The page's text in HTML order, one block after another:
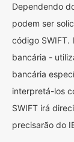
Dependendo
podem ser
código SWIFT.
bancária -
bancária
interpretá-los
SWIFT irá
precisarão do